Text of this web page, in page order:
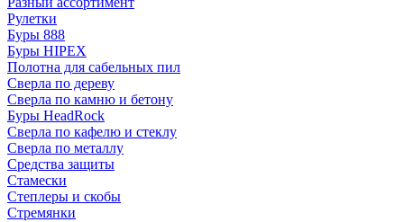
Рулетки
Буры 888
Буры HIPEX
Полотна для сабельных пил
Сверла по дереву
Сверла по камню и бетону
Буры HeadRock
Сверла по кафелю и стеклу
Сверла по металлу
Средства защиты
Стамески
Степлеры и скобы
Стремянки